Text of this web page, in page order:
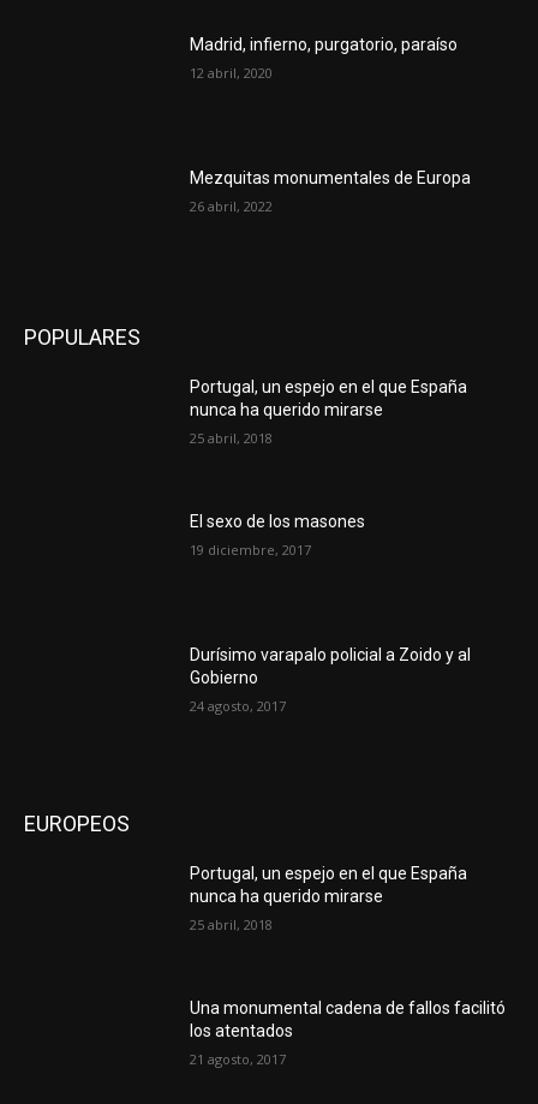
Madrid, infierno, purgatorio, paraíso
12 abril, 2020
Mezquitas monumentales de Europa
26 abril, 2022
POPULARES
Portugal, un espejo en el que España
nunca ha querido mirarse
25 abril, 2018
El sexo de los masones
19 diciembre, 2017
Durísimo varapalo policial a Zoido y al
Gobierno
24 agosto, 2017
EUROPEOS
Portugal, un espejo en el que España
nunca ha querido mirarse
25 abril, 2018
Una monumental cadena de fallos facilitó
los atentados
21 agosto, 2017